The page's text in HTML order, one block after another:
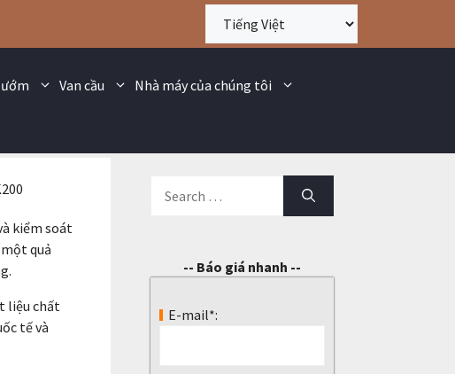
Van cầu
Nhà máy của chúng tôi
kiểm soát
quả
liệu chất
tế và
-- Báo giá nhanh --
E-mail*: